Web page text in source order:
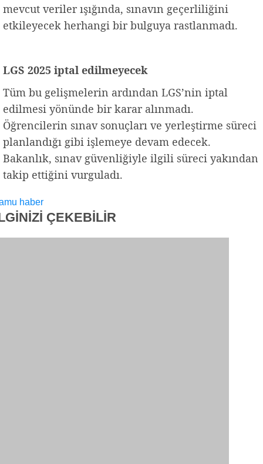
mevcut veriler ışığında, sınavın geçerliliğini
etkileyecek herhangi bir bulguya rastlanmadı.
LGS 2025 iptal edilmeyecek
Tüm bu gelişmelerin ardından LGS’nin iptal
edilmesi yönünde bir karar alınmadı.
Öğrencilerin sınav sonuçları ve yerleştirme süreci
planlandığı gibi işlemeye devam edecek.
Bakanlık, sınav güvenliğiyle ilgili süreci yakından
takip ettiğini vurguladı.
haber
ÇEKEBİLİR